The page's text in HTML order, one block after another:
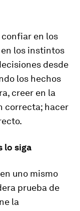
en los
los instintos
desde
los hechos
creer en la
correcta; hacer
lo siga
uno mismo
prueba de
la